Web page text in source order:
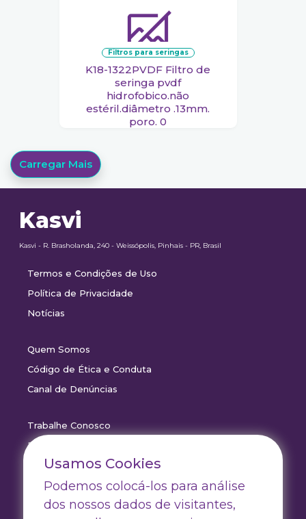
filtros para seringas
K18-1322PVDF Filtro de
seringa pvdf
hidrofobico.não
estéril.diâmetro .13mm.
poro. 0
Carregar Mais
Kasvi
Kasvi - R. Brasholanda, 240 - Weissópolis, Pinhais - PR, Brasil
Termos e Condições de Uso
Política de Privacidade
Notícias
Quem Somos
Código de Ética e Conduta
Canal de Denúncias
Trabalhe Conosco
Drive Certificados
Drive Outlet
Drive Marketing
Usamos Cookies
Podemos colocá-los para análise
dos nossos dados de visitantes,